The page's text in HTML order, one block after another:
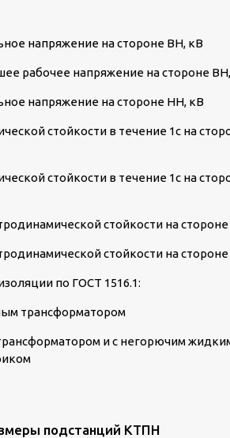
напряжение на стороне ВН, кВ
рабочее напряжение на стороне
напряжение на стороне НН, кВ
стойкости в течение 1с на
стойкости в течение 1с на
стойкости на
стойкости на
по ГОСТ 1516.1:
трансформатором
и с негорючим
подстанций КТПН